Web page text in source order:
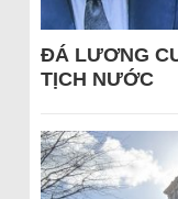
ĐÁ LƯƠNG
TỊCH NƯỚC